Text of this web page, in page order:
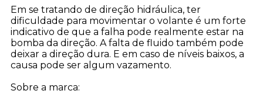
Em se tratando de direção hidráulica, ter
dificuldade para movimentar o volante é um forte
indicativo de que a falha pode realmente estar na
bomba da direção. A falta de fluido também pode
deixar a direção dura. E em caso de níveis baixos, a
causa pode ser algum vazamento.
Sobre a marca: